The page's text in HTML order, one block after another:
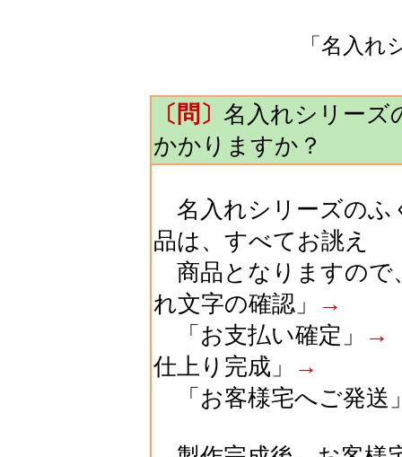
「名入れ
〔問〕 名入れシリーズ
かかりますか？
名入れシリーズのふ
品は、すべてお誂え
商品となりますので
れ文字の確認」
→
「お支払い確定」
→
仕上り完成」
→
「お客様宅へご発送